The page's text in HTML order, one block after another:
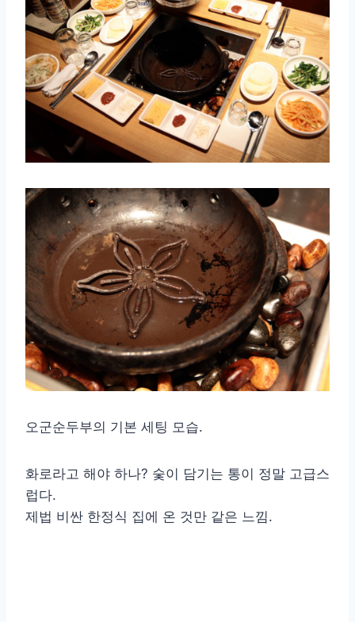
오군순두부의 기본 세팅 모습.
화로라고 해야 하나? 숯이 담기는 통이 정말 고급스
럽다.
제법 비싼 한정식 집에 온 것만 같은 느낌.